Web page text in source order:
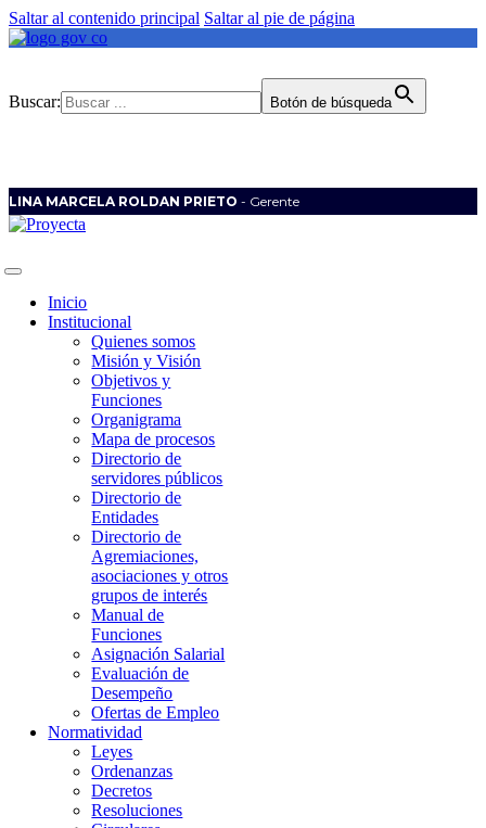
Saltar al contenido principal Saltar al pie de página
Buscar: Botón de búsqueda
LINA MARCELA ROLDAN PRIETO - Gerente
Inicio
Institucional
Quienes somos
Misión y Visión
Objetivos y
Funciones
Organigrama
Mapa de procesos
Directorio de
servidores públicos
Directorio de
Entidades
Directorio de
Agremiaciones,
asociaciones y otros
grupos de interés
Manual de
Funciones
Asignación Salarial
Evaluación de
Desempeño
Ofertas de Empleo
Normatividad
Leyes
Ordenanzas
Decretos
Resoluciones